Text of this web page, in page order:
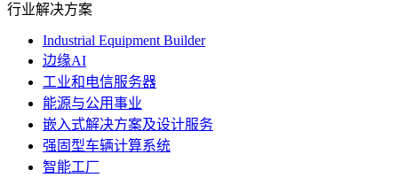
行业解决方案
Industrial Equipment Builder
边缘AI
工业和电信服务器
能源与公用事业
嵌入式解决方案及设计服务
强固型车辆计算系统
智能工厂